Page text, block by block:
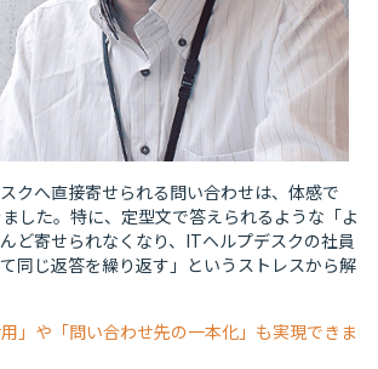
クへ直接寄せられる問い合わせは、体感で
した。特に、定型文で答えられるような「よ
ど寄せられなくなり、ITヘルプデスクの社員
同じ返答を繰り返す」というストレスから解
用」や「問い合わせ先の一本化」も実現できま